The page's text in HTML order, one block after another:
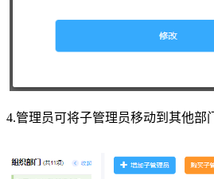
4.管理员可将子管理员移动到其他部门